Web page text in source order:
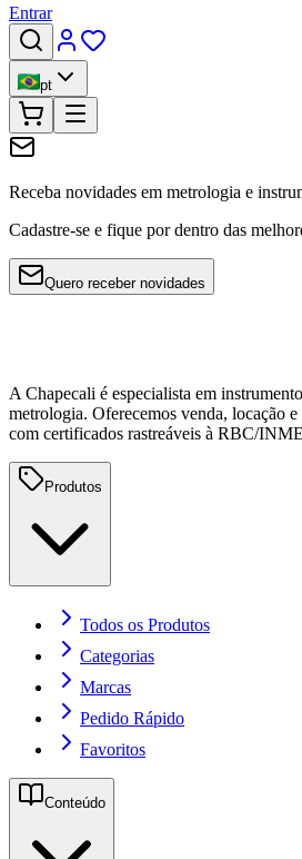
Entrar
pt
Receba novidades em metrologia e
Cadastre-se e fique por dentro das
Quero receber novidades
A Chapecali é especialista em
metrologia. Oferecemos venda, locação
com certificados rastreáveis à RBC/
Produtos
Todos os Produtos
Categorias
Marcas
Pedido Rápido
Favoritos
Conteúdo